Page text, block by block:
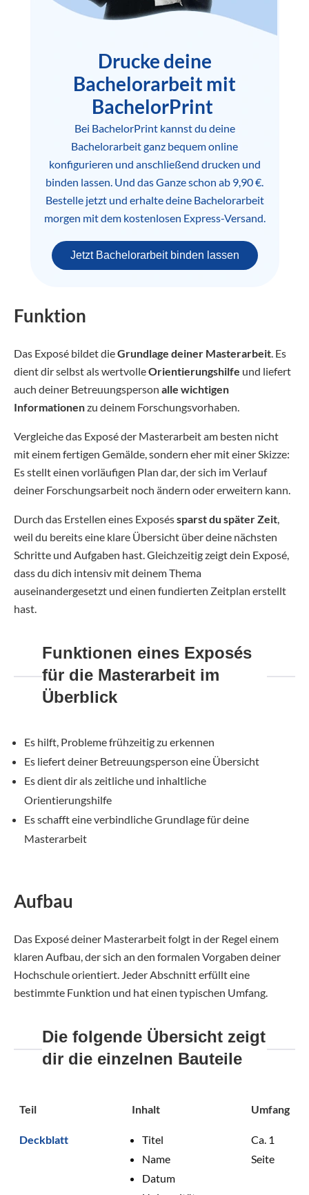
Drucke deine
Bachelorarbeit mit
BachelorPrint
Bei BachelorPrint kannst du deine
Bachelorarbeit ganz bequem online
konfigurieren und anschließend drucken und
binden lassen. Und das Ganze schon ab 9,90 €.
Bestelle jetzt und erhalte deine Bachelorarbeit
morgen mit dem kostenlosen Express-Versand.
Jetzt Bachelorarbeit binden lassen
Funktion
Das Exposé bildet dieGrundlage deiner Masterarbeit. Es
dient dir selbst als wertvolleOrientierungshilfe und liefert
auch deiner Betreuungsperson alle wichtigen
Informationenzu deinem Forschungsvorhaben.
Vergleiche das Exposé der Masterarbeit am besten nicht
mit einem fertigen Gemälde, sondern eher mit einer Skizze:
Es stellt einen vorläufigen Plan dar, der sich im Verlauf
deiner Forschungsarbeit noch ändern oder erweitern kann.
Durch das Erstellen eines Exposéssparst du später Zeit,
weil du bereits eine klare Übersicht über deine nächsten
Schritte und Aufgaben hast. Gleichzeitig zeigt dein Exposé,
dass du dich intensiv mit deinem Thema
auseinandergesetzt und einen fundierten Zeitplan erstellt
hast.
Funktionen eines Exposés
für die Masterarbeit im
Überblick
Es hilft, Probleme frühzeitig zu erkennen
Es liefert deiner Betreuungsperson eine Übersicht
Es dient dir als zeitliche und inhaltliche
Orientierungshilfe
Es schafft eine verbindliche Grundlage für deine
Masterarbeit
Aufbau
Das Exposé deiner Masterarbeit folgt in der Regel einem
klaren Aufbau, der sich an den formalen Vorgaben deiner
Hochschule orientiert. Jeder Abschnitt erfüllt eine
bestimmte Funktion und hat einen typischen Umfang.
Die folgende Übersicht zeigt
dir die einzelnen Bauteile
Teil Inhalt Umfang
Deckblatt
Titel
Name
Datum
Ca. 1
Seite